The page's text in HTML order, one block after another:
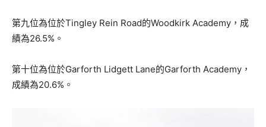
第九位為位於Tingley Rein Road的Woodkirk Academy，成
績為26.5%。
第十位為位於Garforth Lidgett Lane的Garforth Academy，
成績為20.6%。